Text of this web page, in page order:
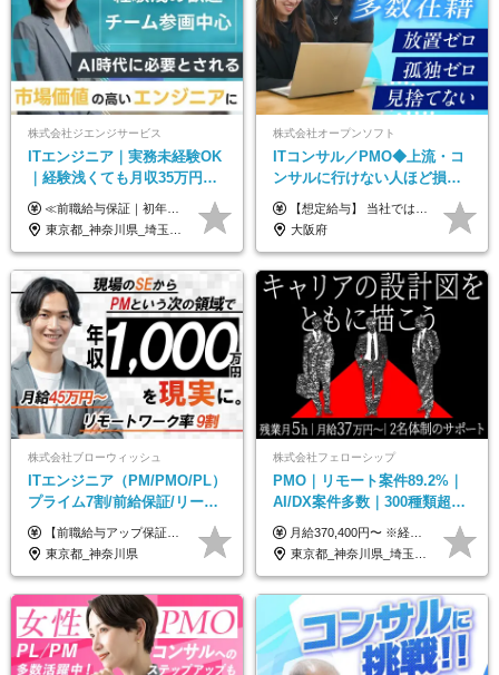
株式会社ジエンジサービス
ITエンジニア｜実務未経験OK
｜経験浅くても月収35万円～
｜チーム参画中心｜フルリモ
ート可｜自社サービスあり
≪前職給与保証｜初年度想定年収420万円～≫ 月給35万円以上＋決算賞与＋交通費 ※スキル・経験を考慮の上、優遇します ※上記月給には固定残業代月20時間分(4万5000円以上)を含みます。超過した場合は、その分追加支給します ※試用期間3～6ヵ月は固定残業代なし(雇用形態やその他待遇・福利厚生は同じです) ＝＝＝＝＝＝＝＝＝＝＝ ▼実力と成長にこだわった評価制度▼ 年2回の評価で昇給・昇格が決まります。 評価は、就業先のお客様からの評価をベースに、目標達成状況やプロジェクトでの役割・貢献度などを総合的に判断して決定します。 日々の働きぶりを実際に見ているお客様の声を反映することで、より公平で納得感のある評価を実現しています。 また、評価後は面談を通じてフィードバックを行い、今後の成長やキャリアについて一緒に考えていきます。 ▼成長につながる目標設定▼ 半期ごとに、具体的な行動ベースの目標を設定し、その達成度や取り組みのプロセスを評価に反映します。 目標は、お客様からのフィードバックや現場での課題をもとに設定するため、「今何を伸ばすべきか」が明確になります。 また、上司との面談を通じて振り返りと次の目標設定を行い、継続的なスキルアップと市場価値の向上を支援しています。
東京都_神奈川県_埼玉県_千葉県_大阪府_愛知県_北海道_青森県_岩手県_宮城県_秋田県_山形県_福島県_茨城県_栃木県_群馬県_新潟県_山梨県_長野県_富山県_石川県_福井県_静岡県_岐阜県_三重県_兵庫県_京都府_滋賀県_奈良県_和歌山県_広島県_岡山県_鳥取県_島根県_山口県_徳島県_香川県_愛媛県_高知県_福岡県_熊本県_佐賀県_長崎県_大分県_宮崎県_鹿児島県_沖縄県
株式会社オープンソフト
ITコンサル／PMO◆上流・コ
ンサルに行けない人ほど損を
する！／ＳＥ・ＰＧ出身から
年収２００万アップ
【想定給与】 当社では、すべてのプロジェクトで受注単価を完全開示。 給与はその単価に連動し、還元率は80％以上を保証しています。 経験・スキル・貢献度に応じて報酬を正当に評価し、前職年収の保証も行っています。 ■正社員 月給35万円以上＋賞与年2回（みなし残業20h分含む） ◇試用期間は3ヶ月（期間中の待遇に変更なし） ◇みなし残業は案件先によって異なります。詳細は面談にてご説明致します。 ※経験・スキルを考慮し優遇 年収例： ・29歳女性／年収700万円（開発→上流転向） ・38歳男性／年収1,100万円（PMO・マネジメント） ・47歳男性／年収1,300万円（ITコンサル・高裁量案件）
大阪府
株式会社ブローウィッシュ
ITエンジニア（PM/PMO/PL）
プライム7割/前給保証/リーダ
ー経験不問/30、40代活躍中/
リモート9割
【前職給与アップ保証あり！ゆくゆくは年収800万以上も可能】 月給45万円～＋インセンティブ ※経験や適性を考慮の上、相談し決定します ※上記には固定残業代（20時間分/4万円～）が含まれます ※20時間を超過した場合は別途全額支給します ※試用期間（3ヶ月間）あり。給与・待遇に差異はございません それはより高度な案件にアサイン＆ 還元率が平均より高めのため、 これまでの給与から大幅にアップする人もいます。
東京都_神奈川県
株式会社フェローシップ
PMO｜リモート案件89.2%｜
AI/DX案件多数｜300種類超の
資格取得支援有｜月給37万円
～
月給370,400円〜 ※経験やスキルを考慮し、決定いたします ※上記金額には固定残業代（30時間分/70,400円～）を含みます。超過分は別途全額支給いたします ※試用期間6カ月あり（期間中の給与・待遇に差異はありません） ★想定年収4,444,800円～ ★50万円～300万円の年収UP事例があります！
東京都_神奈川県_埼玉県_千葉県